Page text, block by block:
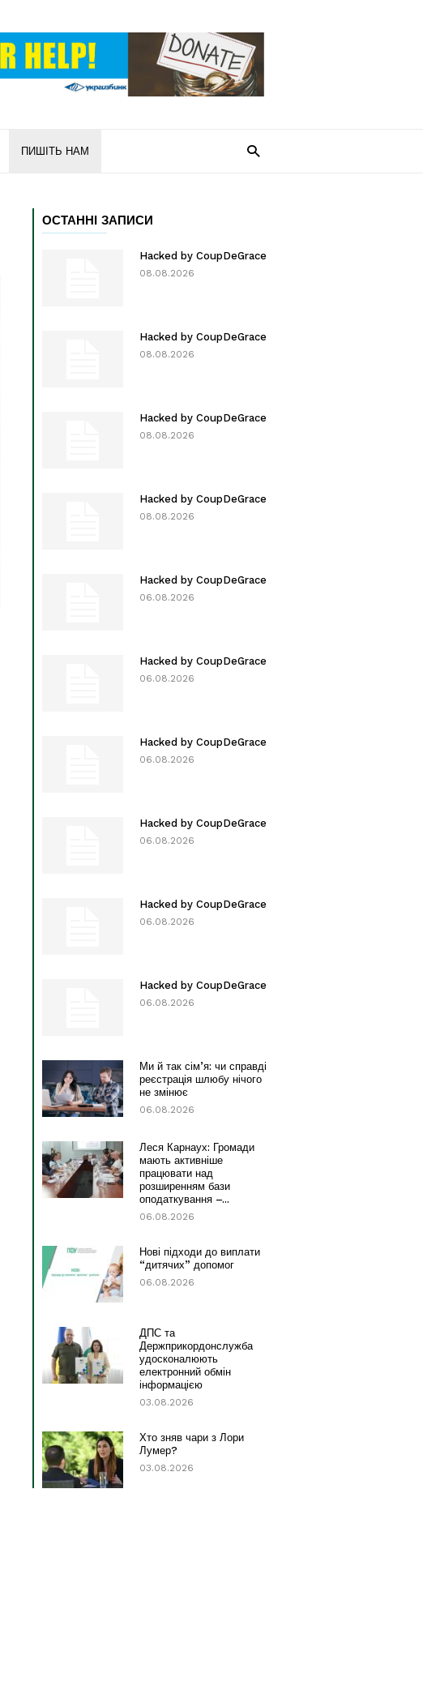
ПИШІТЬ НАМ
ОСТАННІ ЗАПИСИ
Hacked by CoupDeGrace
08.08.2026
Hacked by CoupDeGrace
08.08.2026
Hacked by CoupDeGrace
08.08.2026
Hacked by CoupDeGrace
08.08.2026
Hacked by CoupDeGrace
06.08.2026
Hacked by CoupDeGrace
06.08.2026
Hacked by CoupDeGrace
06.08.2026
Hacked by CoupDeGrace
06.08.2026
Hacked by CoupDeGrace
06.08.2026
Hacked by CoupDeGrace
06.08.2026
Ми й так сім’я: чи справді
реєстрація шлюбу нічого
не змінює
06.08.2026
Леся Карнаух: Громади
мають активніше
працювати над
розширенням бази
оподаткування –...
06.08.2026
Нові підходи до виплати
“дитячих” допомог
06.08.2026
ДПС та
Держприкордонслужба
удосконалюють
електронний обмін
інформацією
03.08.2026
Хто зняв чари з Лори
Лумер?
03.08.2026